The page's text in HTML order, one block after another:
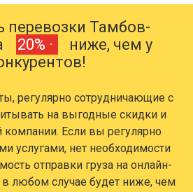
перевозки Тамбов-
20% ·
ниже, чем у
регулярно сотрудничающие с
на выгодные скидки и
Если вы регулярно
услугами, нет необходимости
отправки груза на онлайн-
в любом случае будет ниже, чем